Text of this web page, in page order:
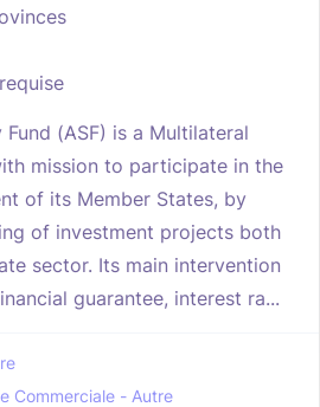
(ASF) is a Multilateral
mission to participate in the
of its Member States, by
of investment projects both
sector. Its main intervention
guarantee, interest ra...
Commerciale - Autre